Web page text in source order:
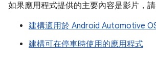
如果應用程式提供的主要內容是影片，請
建構適用於 Android Automotive
建構可在停車時使用的應用程式